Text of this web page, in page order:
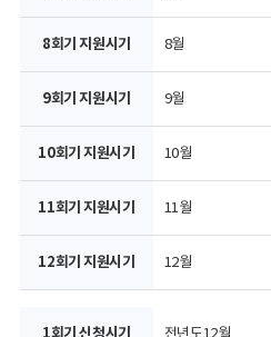
8월
9월
10월
11월
12월
전년도12월